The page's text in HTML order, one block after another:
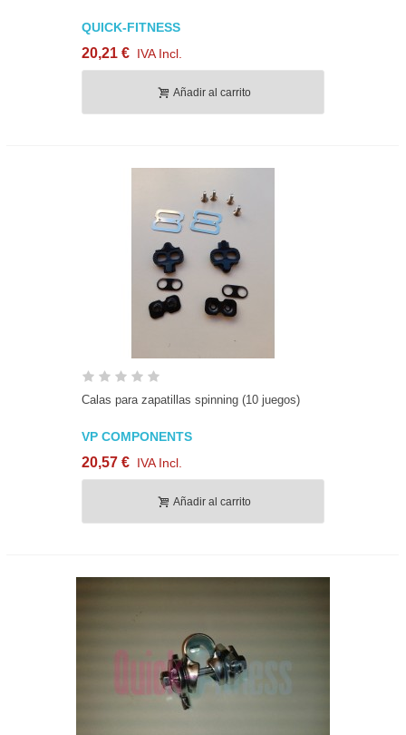
QUICK-FITNESS
20,21 € IVA Incl.
Añadir al carrito
Calas para zapatillas spinning (10 juegos)
VP COMPONENTS
20,57 € IVA Incl.
Añadir al carrito